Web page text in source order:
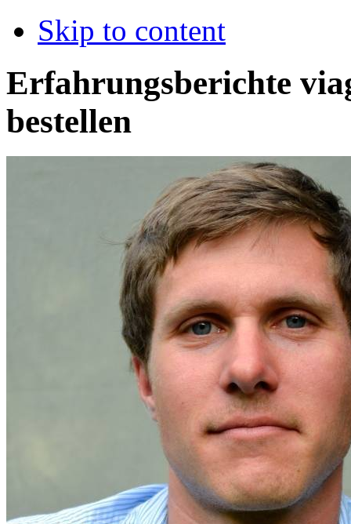
Skip to content
Erfahrungsberichte
bestellen